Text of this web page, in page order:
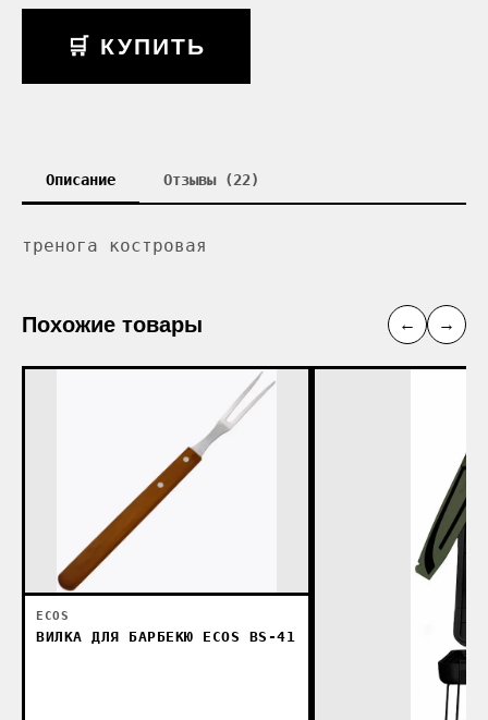
🛒 КУПИТЬ
Описание Отзывы (22)
тренога костровая
Похожие товары ← →
ECOS
ВИЛКА ДЛЯ БАРБЕКЮ ECOS BS-41